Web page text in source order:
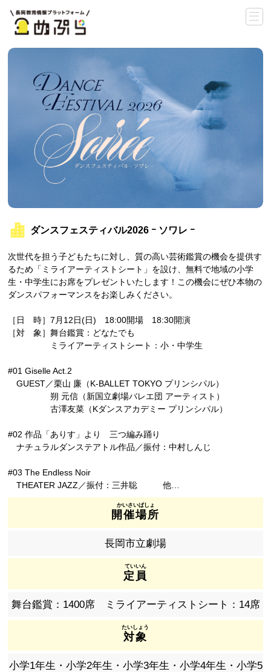
ダンスフェスティバル2026 ｰ ソワレ ｰ
次世代を担う子どもたちに対し、質の高い芸術鑑賞の機会を提供す
るため「ミライアーティストシート」を設け、無料で地域の小学
生・中学生にお席をプレゼントいたします！この機会にぜひ本物の
ダンスパフォーマンスをお楽しみください。
［日 時］7月12日(日) 18:00開場 18:30開演
［対 象］舞台鑑賞：どなたでも
ミライアーティストシート：小・中学生
#01 Giselle Act.2
GUEST／栗山 廉（K-BALLET TOKYO プリンシパル）
朔 元信（新国立劇場バレエ団 アーティスト）
古澤友菜（Kダンスアカデミー プリンシパル）
#02 作品「ありす」より 三つ編み踊り
ナチュラルダンステアトル作品／振付：中村しんじ
#03 The Endless Noir
THEATER JAZZ／振付：三井聡 他…
開催場所
長岡市立劇場
定員
舞台鑑賞：1400席 ミライアーティストシート：14席
対象
小学1年生・小学2年生・小学3年生・小学4年生・小学5